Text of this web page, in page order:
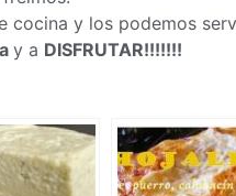
cocina y los podemos
y a DISFRUTAR!!!!!!!